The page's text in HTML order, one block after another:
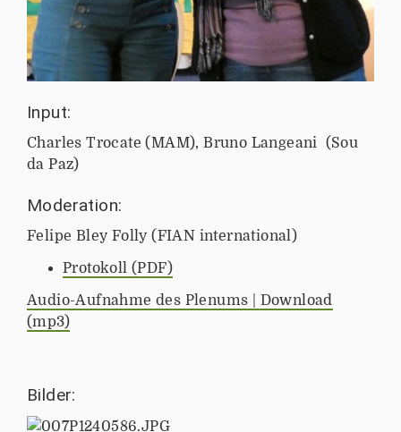
Input:
Charles Trocate (MAM), Bruno Langeani (Sou
da Paz)
Moderation:
Felipe Bley Folly (FIAN international)
Protokoll (PDF)
Audio-Aufnahme des Plenums | Download
(mp3)
Bilder: